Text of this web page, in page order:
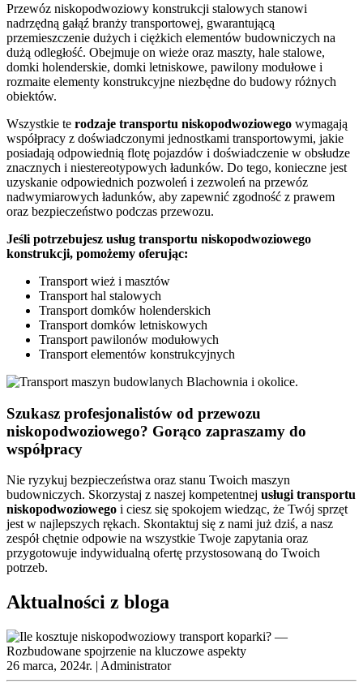
Przewóz niskopodwoziowy konstrukcji stalowych stanowi
nadrzędną gałąź branży transportowej, gwarantującą
przemieszczenie dużych i ciężkich elementów budowniczych na
dużą odległość. Obejmuje on wieże oraz maszty, hale stalowe,
domki holenderskie, domki letniskowe, pawilony modułowe i
rozmaite elementy konstrukcyjne niezbędne do budowy różnych
obiektów.
Wszystkie te rodzaje transportu niskopodwoziowego wymagają
współpracy z doświadczonymi jednostkami transportowymi, jakie
posiadają odpowiednią flotę pojazdów i doświadczenie w obsłudze
znacznych i niestereotypowych ładunków. Do tego, konieczne jest
uzyskanie odpowiednich pozwoleń i zezwoleń na przewóz
nadwymiarowych ładunków, aby zapewnić zgodność z prawem
oraz bezpieczeństwo podczas przewozu.
Jeśli potrzebujesz usług transportu niskopodwoziowego
konstrukcji, pomożemy oferując:
Transport wież i masztów
Transport hal stalowych
Transport domków holenderskich
Transport domków letniskowych
Transport pawilonów modułowych
Transport elementów konstrukcyjnych
Szukasz profesjonalistów od przewozu
niskopodwoziowego? Gorąco zapraszamy do
współpracy
Nie ryzykuj bezpieczeństwa oraz stanu Twoich maszyn
budowniczych. Skorzystaj z naszej kompetentnej usługi transportu
niskopodwoziowego i ciesz się spokojem wiedząc, że Twój sprzęt
jest w najlepszych rękach. Skontaktuj się z nami już dziś, a nasz
zespół chętnie odpowie na wszystkie Twoje zapytania oraz
przygotowuje indywidualną ofertę przystosowaną do Twoich
potrzeb.
Aktualności z bloga
26 marca, 2024r. | Administrator